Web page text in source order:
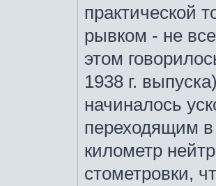
практической
рывком - не
этом
1938 г.
начиналось
переходящим в
километр
стометровки,